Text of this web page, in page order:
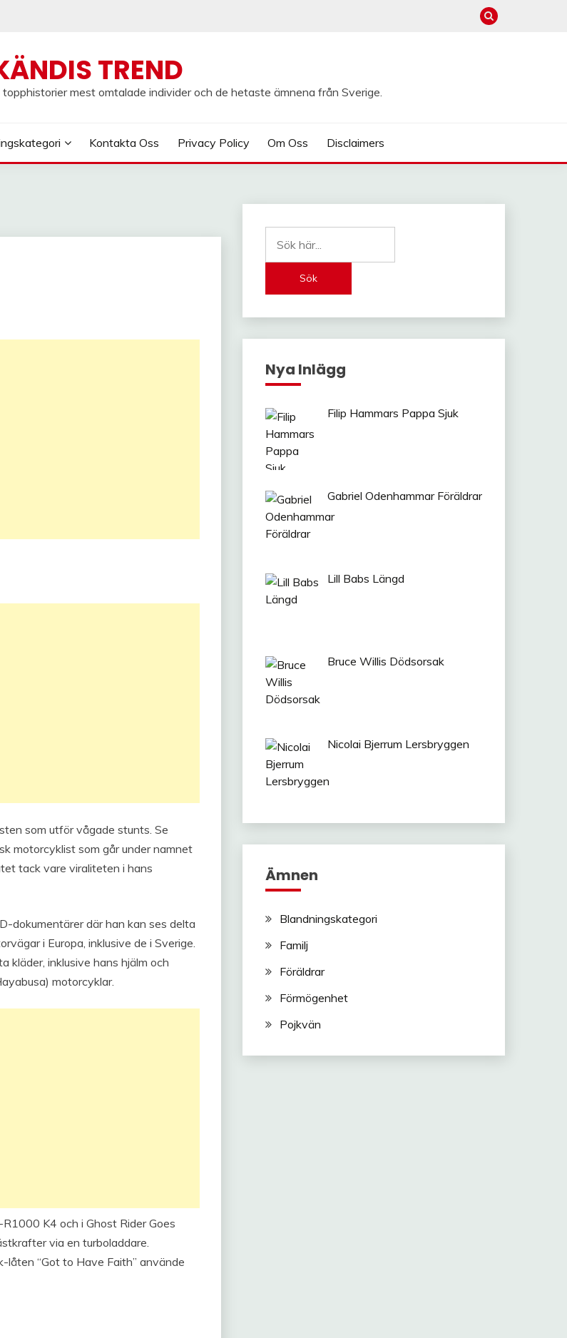
TREND
mest omtalade individer och de hetaste ämnena från Sverige.
Kontakta Oss Privacy Policy Om Oss Disclaimers
som utför vågade stunts. Se
motorcyklist som går under namnet
tack vare viraliteten i hans
dokumentärer där han kan ses delta
i Europa, inklusive de i Sverige.
kläder, inklusive hans hjälm och
motorcyklar.
K4 och i Ghost Rider Goes
via en turboladdare.
“Got to Have Faith” använde
Sök
Nya Inlägg
Filip Hammars Pappa Sjuk
Gabriel Odenhammar Föräldrar
Lill Babs Längd
Bruce Willis Dödsorsak
Nicolai Bjerrum Lersbryggen
Ämnen
Blandningskategori
Familj
Föräldrar
Förmögenhet
Pojkvän